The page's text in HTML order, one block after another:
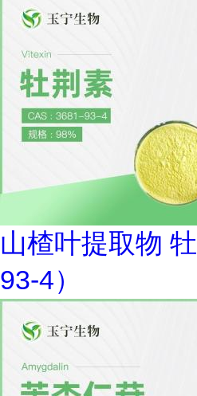
山楂叶提取物
93-4）